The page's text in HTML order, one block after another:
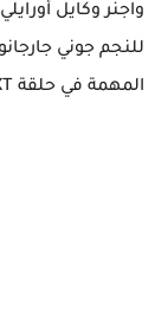
واجنر وكايل
للنجم جوني
المهمة في حلقة NXT بعد عرض WarGames.